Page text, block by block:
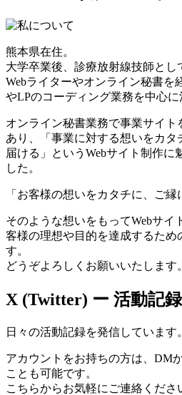
熊本県在住。
大学卒業後、診療放射線技師とし
Webライターやオンライン秘書を
やLPのコーディング業務を中心に
オンライン秘書業務で事業サイ
あり、「事業に対する想いをカタ
届ける」というWebサイト制作に
した。
「お客様の想いをカタチに、ご縁
そのような想いをもってWebサイ
客様の理想や目的を達成するため
す。
どうぞよろしくお願いいたします。
X (Twitter) ー 活動記
日々の活動記録を発信しています。
アカウントをお持ちの方は、DM
ことも可能です。
こちらからお気軽にご連絡くださ